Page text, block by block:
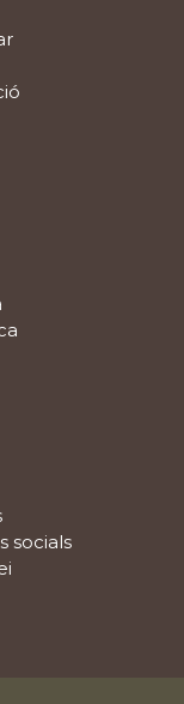
socials